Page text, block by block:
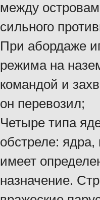
между
сильного
При абордаже
режима на
командой и
он перевозил;
Четыре типа
обстреле:
имеет
назначение.